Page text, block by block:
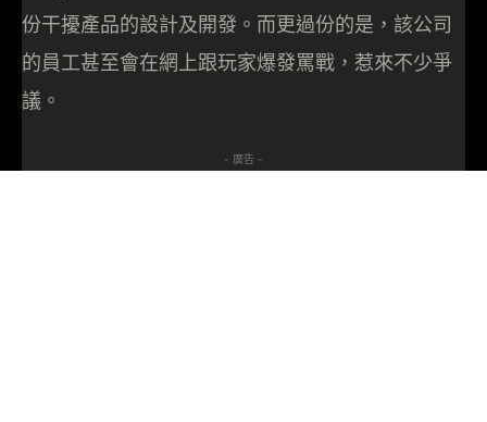
份干擾產品的設計及開發。而更過份的是，該公司
的員工甚至會在網上跟玩家爆發罵戰，惹來不少爭
議。
- 廣告 -